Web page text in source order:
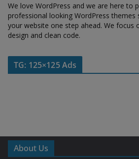
We love WordPress and we are here to
professional looking WordPress themes
your website one step ahead. We focus
design and clean code.
TG: 125×125 Ads
About Us